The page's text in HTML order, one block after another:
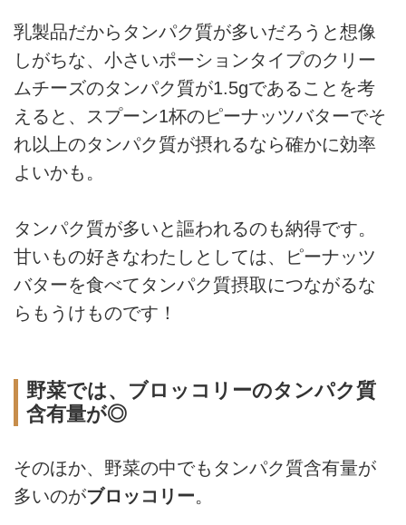
乳製品だからタンパク質が多いだろうと想像
しがちな、小さいポーションタイプのクリー
ムチーズのタンパク質が1.5gであることを考
えると、スプーン1杯のピーナッツバターでそ
れ以上のタンパク質が摂れるなら確かに効率
よいかも。
タンパク質が多いと謳われるのも納得です。
甘いもの好きなわたしとしては、ピーナッツ
バターを食べてタンパク質摂取につながるな
らもうけものです！
野菜では、ブロッコリーのタンパク質
含有量が◎
そのほか、野菜の中でもタンパク質含有量が
多いのがブロッコリー。